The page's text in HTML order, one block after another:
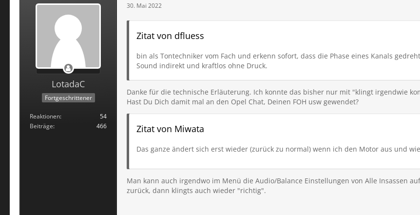
LotadaC
Fortgeschrittener
Reaktionen
54
Beiträge
466
30. Mai 2022
Zitat von dfluess
bin als Tontechniker vom Fach und erkenn sofort, dass die Phase eines Kanals
Sound indirekt und kraftlos ohne Druck.
Danke für die technische Erläuterung. Ich konnte das bisher nur mit "klingt irgendwie
Hast Du Dich damit mal an den Opel Chat, Deinen FOH usw gewendet?
Zitat von Miwata
Das ganze ändert sich erst wieder (zurück zu normal) wenn ich den Motor aus und
Man kann auch irgendwo im Menü die Audio/Balance Einstellungen von Alle Insassen
zurück, dann klingts auch wieder "richtig".